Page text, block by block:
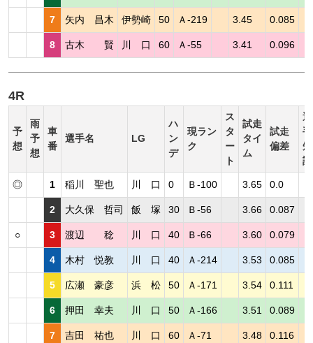
7 矢内 昌木 伊勢崎 50 Ａ-219 3.45 0.085
8 古木 賢 川 口 60 Ａ-55 3.41 0.096
4R
予
想
雨
予
想
車
番
選手名 LG
ハ
ン
デ
現ラン
ク
ス
タ
ー
ト
試走
タイ
ム
試走
偏差
選
手
短
評
◎ 1 稲川 聖也 川 口 0 Ｂ-100 3.65 0.0
2 大久保 哲司 飯 塚 30 Ｂ-56 3.66 0.087
○ 3 渡辺 稔 川 口 40 Ｂ-66 3.60 0.079
4 木村 悦教 川 口 40 Ａ-214 3.53 0.085
5 広瀬 豪彦 浜 松 50 Ａ-171 3.54 0.111
6 押田 幸夫 川 口 50 Ａ-166 3.51 0.089
7 吉田 祐也 川 口 60 Ａ-71 3.48 0.116